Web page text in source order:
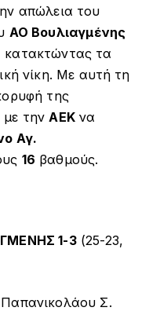
απώλεια του
ΑΟ Βουλιαγμένης
τα
νίκη. Με αυτή τη
της
με τηνΑΕΚνα
Αγ.
16 βαθμούς.
1-3(25-23,
Σ.